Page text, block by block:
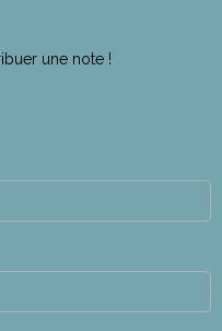
une note !